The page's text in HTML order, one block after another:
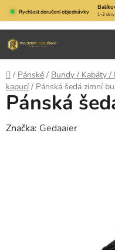
Přejít
na
obsah
Rychlost doručení objednávky 1-2 dny
Domů
/ Pánské / Bundy / Kabáty /
kapucí / Pánská šedá zimní
Pánská
Značka: Gedaaier